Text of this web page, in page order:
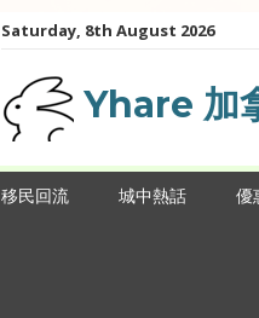
Saturday, 8th August 2026
Yhare 加
移民回流 城中熱話 優